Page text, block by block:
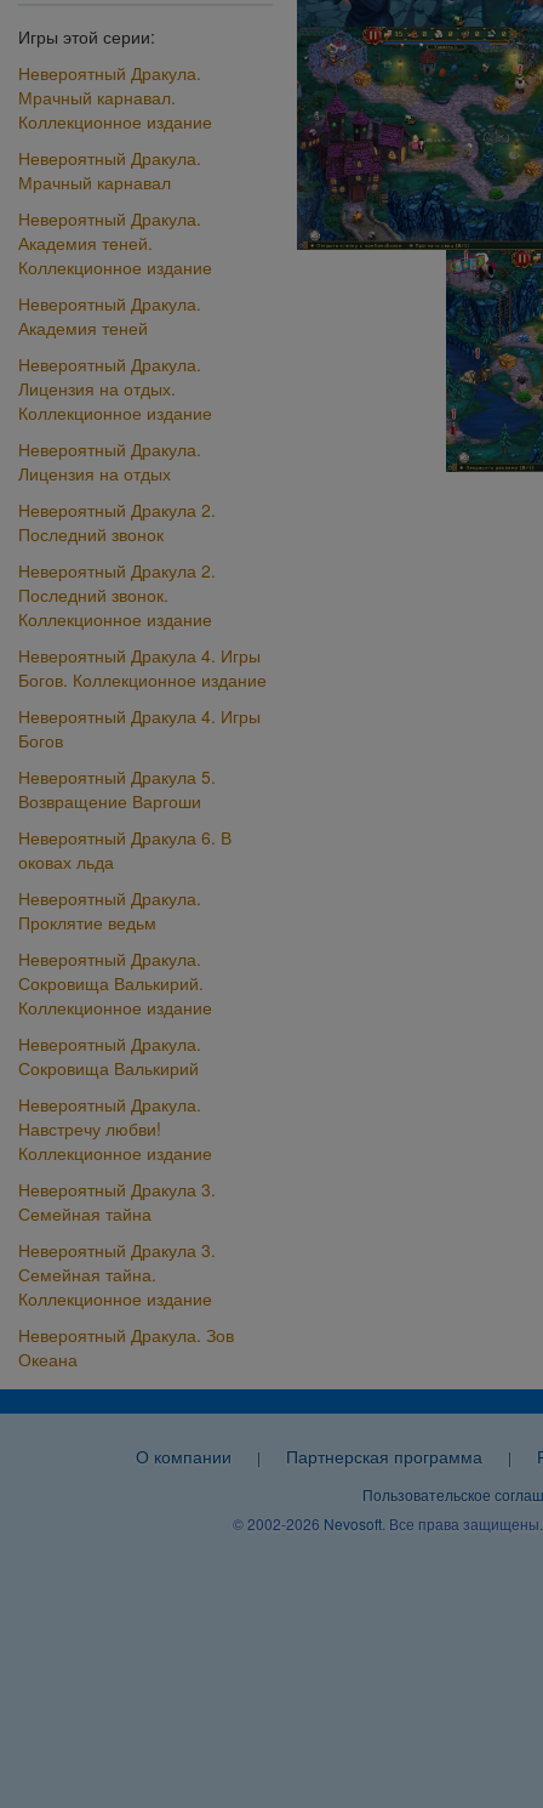
Игры этой серии:
Невероятный Дракула.
Мрачный карнавал.
Коллекционное издание
Невероятный Дракула.
Мрачный карнавал
Невероятный Дракула.
Академия теней.
Коллекционное издание
Невероятный Дракула.
Академия теней
Невероятный Дракула.
Лицензия на отдых.
Коллекционное издание
Невероятный Дракула.
Лицензия на отдых
Невероятный Дракула 2.
Последний звонок
Невероятный Дракула 2.
Последний звонок.
Коллекционное издание
Невероятный Дракула 4. Игры
Богов. Коллекционное издание
Невероятный Дракула 4. Игры
Богов
Невероятный Дракула 5.
Возвращение Варгоши
Невероятный Дракула 6. В
оковах льда
Невероятный Дракула.
Проклятие ведьм
Невероятный Дракула.
Сокровища Валькирий.
Коллекционное издание
Невероятный Дракула.
Сокровища Валькирий
Невероятный Дракула.
Навстречу любви!
Коллекционное издание
Невероятный Дракула 3.
Семейная тайна
Невероятный Дракула 3.
Семейная тайна.
Коллекционное издание
Невероятный Дракула. Зов
Океана
О компании | Партнерская программа |
Пользовательское
© 2002-2026 Nevosoft . Все права защищены